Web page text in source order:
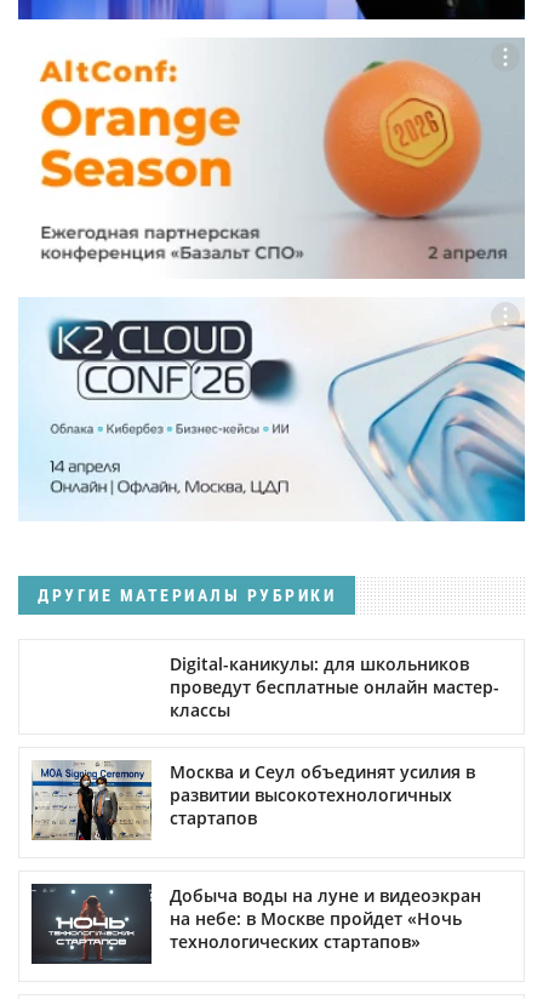
ДРУГИЕ МАТЕРИАЛЫ РУБРИКИ
Digital-каникулы: для школьников
проведут бесплатные онлайн мастер-
классы
Москва и Сеул объединят усилия в
развитии высокотехнологичных
стартапов
Добыча воды на луне и видеоэкран
на небе: в Москве пройдет «Ночь
технологических стартапов»